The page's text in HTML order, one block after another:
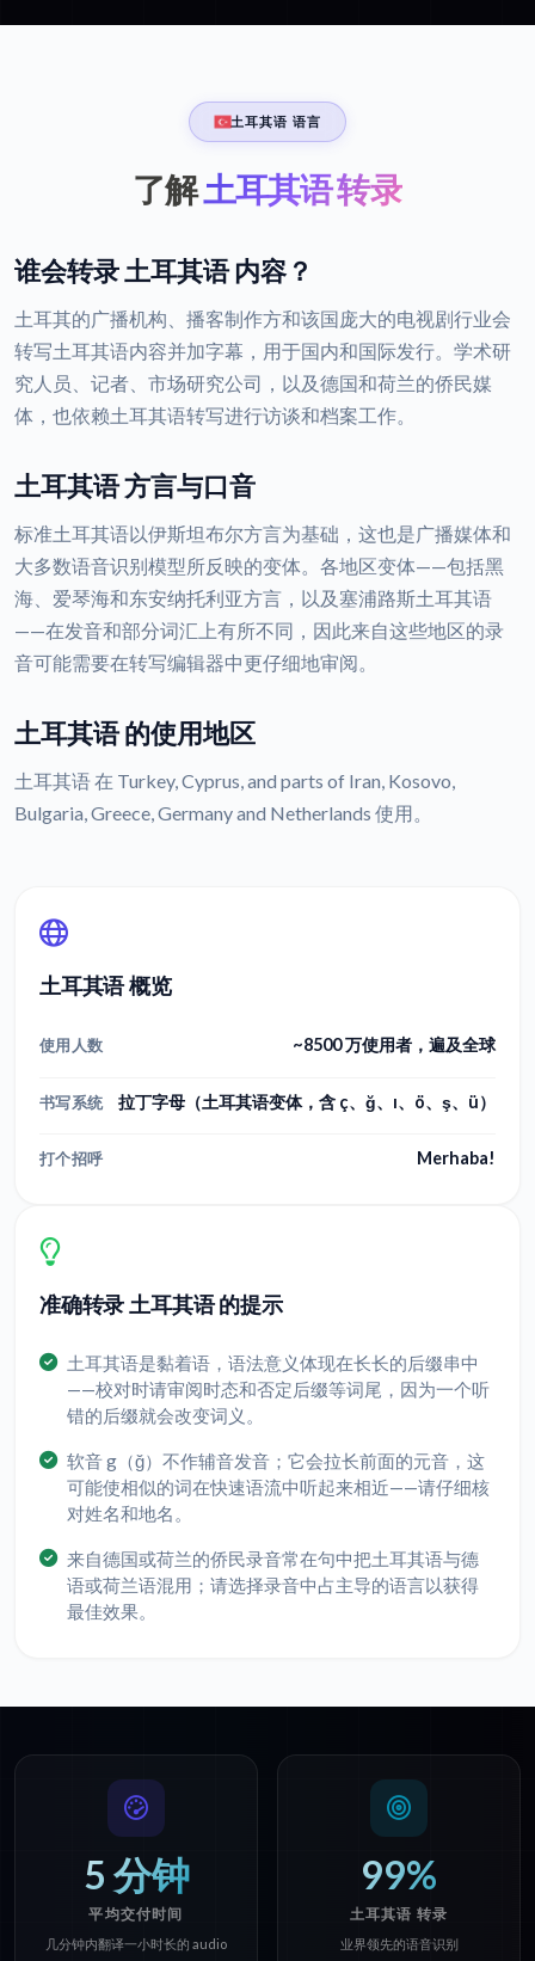
土耳其语 语言
了解土耳其语 转录
谁会转录 土耳其语 内容？
土耳其的广播机构、播客制作方和该国庞大的电视剧行业会
转写土耳其语内容并加字幕，用于国内和国际发行。学术研
究人员、记者、市场研究公司，以及德国和荷兰的侨民媒
体，也依赖土耳其语转写进行访谈和档案工作。
土耳其语 方言与口音
标准土耳其语以伊斯坦布尔方言为基础，这也是广播媒体和
大多数语音识别模型所反映的变体。各地区变体——包括黑
海、爱琴海和东安纳托利亚方言，以及塞浦路斯土耳其语
——在发音和部分词汇上有所不同，因此来自这些地区的录
音可能需要在转写编辑器中更仔细地审阅。
土耳其语 的使用地区
土耳其语 在 Turkey, Cyprus, and parts of Iran, Kosovo,
Bulgaria, Greece, Germany and Netherlands 使用。
土耳其语 概览
使用人数 ~8500 万使用者，遍及全球
书写系统 拉丁字母（土耳其语变体，含 ç、ğ、ı、ö、ş、ü）
打个招呼 Merhaba!
准确转录 土耳其语 的提示
土耳其语是黏着语，语法意义体现在长长的后缀串中
——校对时请审阅时态和否定后缀等词尾，因为一个听
错的后缀就会改变词义。
软音 g（ğ）不作辅音发音；它会拉长前面的元音，这
可能使相似的词在快速语流中听起来相近——请仔细核
对姓名和地名。
来自德国或荷兰的侨民录音常在句中把土耳其语与德
语或荷兰语混用；请选择录音中占主导的语言以获得
最佳效果。
5 分钟
平均交付时间
几分钟内翻译一小时长的 audio
99%
土耳其语 转录
业界领先的语音识别